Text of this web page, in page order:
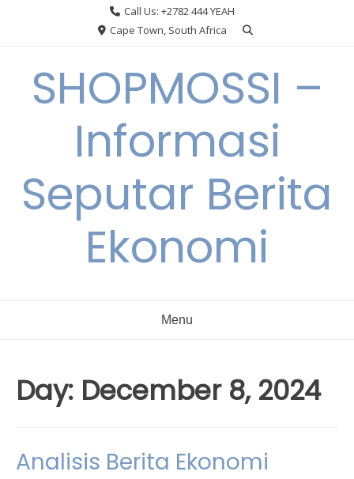
Call Us: +2782 444 YEAH
Cape Town, South Africa
SHOPMOSSI –
Informasi
Seputar Berita
Ekonomi
Menu
Day: December 8, 2024
Analisis Berita Ekonomi